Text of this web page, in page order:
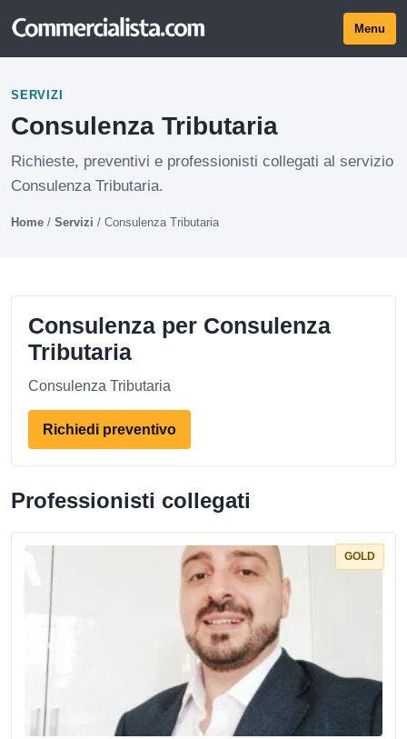
Menu
SERVIZI
Consulenza Tributaria
Richieste, preventivi e professionisti collegati al servizio
Consulenza Tributaria.
Home / Servizi / Consulenza Tributaria
Consulenza per Consulenza
Tributaria
Consulenza Tributaria
Richiedi preventivo
Professionisti collegati
GOLD